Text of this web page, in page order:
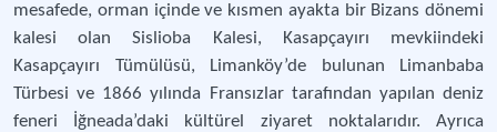
mesafede, orman içinde ve kısmen ayakta bir Bizans dönemi
kalesi olan Sislioba Kalesi, Kasapçayırı mevkiindeki
Kasapçayırı Tümülüsü, Limanköy’de bulunan Limanbaba
Türbesi ve 1866 yılında Fransızlar tarafından yapılan deniz
feneri İğneada’daki kültürel ziyaret noktalarıdır. Ayrıca